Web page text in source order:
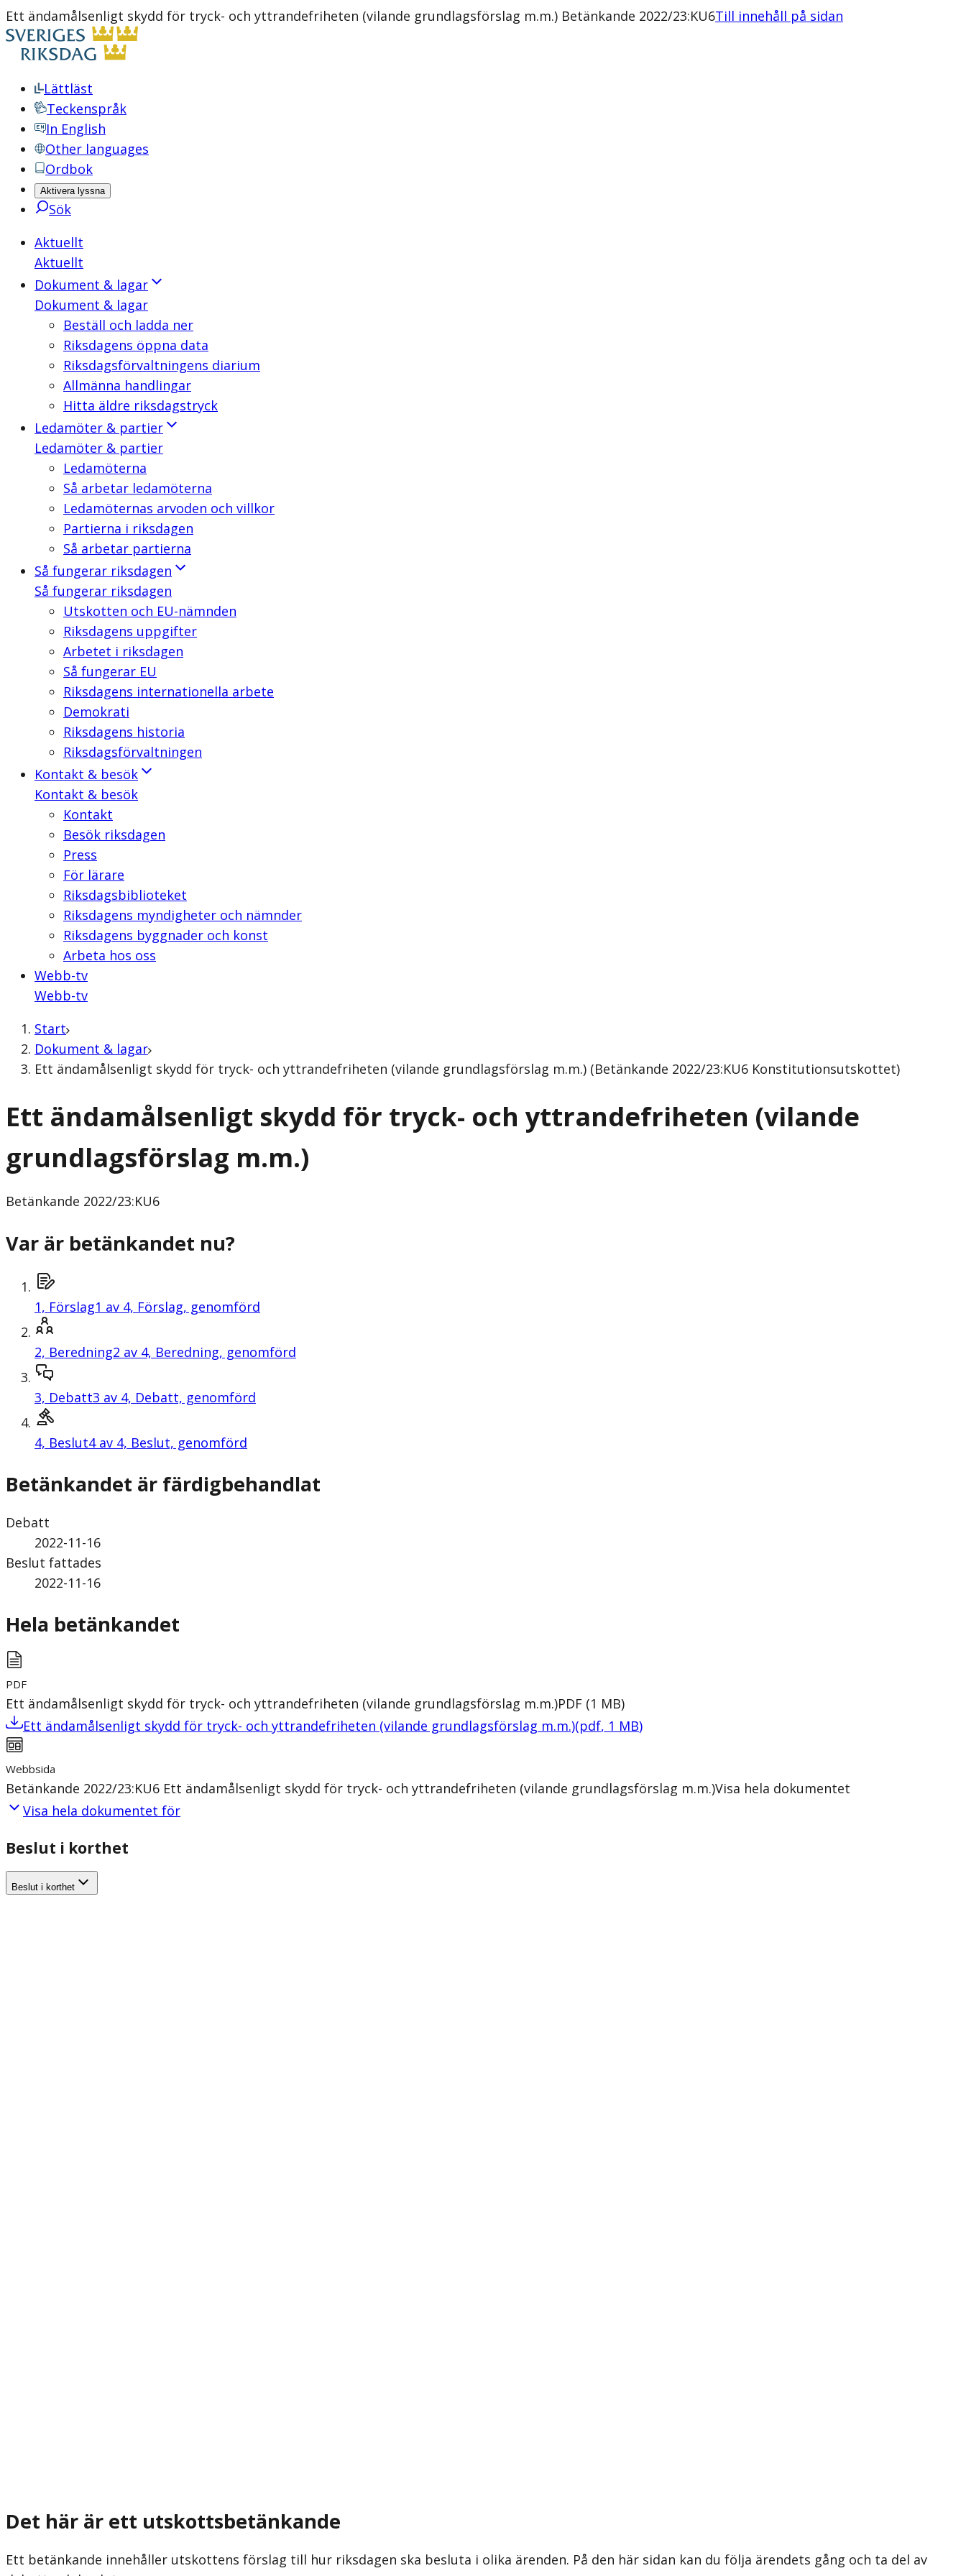
Ett ändamålsenligt skydd för tryck- och yttrandefriheten (vilande grundlagsförslag m.m.) Betänkande 2022/23:KU6Till innehåll på sidan
Lättläst
Teckenspråk
In English
Other languages
Ordbok
Aktivera lyssna
Sök
Aktuellt
Aktuellt
Dokument & lagar
Dokument & lagar
Beställ och ladda ner
Riksdagens öppna data
Riksdagsförvaltningens diarium
Allmänna handlingar
Hitta äldre riksdagstryck
Ledamöter & partier
Ledamöter & partier
Ledamöterna
Så arbetar ledamöterna
Ledamöternas arvoden och villkor
Partierna i riksdagen
Så arbetar partierna
Så fungerar riksdagen
Så fungerar riksdagen
Utskotten och EU-nämnden
Riksdagens uppgifter
Arbetet i riksdagen
Så fungerar EU
Riksdagens internationella arbete
Demokrati
Riksdagens historia
Riksdagsförvaltningen
Kontakt & besök
Kontakt & besök
Kontakt
Besök riksdagen
Press
För lärare
Riksdagsbiblioteket
Riksdagens myndigheter och nämnder
Riksdagens byggnader och konst
Arbeta hos oss
Webb-tv
Webb-tv
Start
Dokument & lagar
Ett ändamålsenligt skydd för tryck- och yttrandefriheten (vilande grundlagsförslag m.m.) (Betänkande 2022/23:KU6 Konstitutionsutskottet)
Ett ändamålsenligt skydd för tryck- och yttrandefriheten (vilande
grundlagsförslag m.m.)
Betänkande 2022/23:KU6
Var är betänkandet nu?
1, Förslag1 av 4, Förslag, genomförd
2, Beredning2 av 4, Beredning, genomförd
3, Debatt3 av 4, Debatt, genomförd
4, Beslut4 av 4, Beslut, genomförd
Betänkandet är färdigbehandlat
Debatt
2022-11-16
Beslut fattades
2022-11-16
Hela betänkandet
PDF
Ett ändamålsenligt skydd för tryck- och yttrandefriheten (vilande grundlagsförslag m.m.)PDF (1 MB)
Ett ändamålsenligt skydd för tryck- och yttrandefriheten (vilande grundlagsförslag m.m.)(pdf, 1 MB)
Webbsida
Betänkande 2022/23:KU6 Ett ändamålsenligt skydd för tryck- och yttrandefriheten (vilande grundlagsförslag m.m.)Visa hela dokumentet
Visa hela dokumentet för
Beslut i korthet
Beslut i korthet
Det här är ett utskottsbetänkande
Ett betänkande innehåller utskottens förslag till hur riksdagen ska besluta i olika ärenden. På den här sidan kan du följa ärendets gång och ta del av